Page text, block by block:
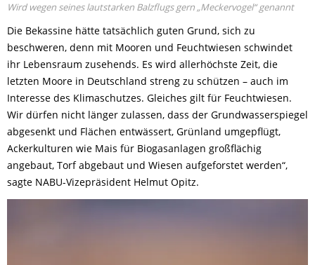
Wird wegen seines lautstarken Balzflugs gern „Meckervogel“ genannt
Die Bekassine hätte tatsächlich guten Grund, sich zu
beschweren, denn mit Mooren und Feuchtwiesen schwindet
ihr Lebensraum zusehends. Es wird allerhöchste Zeit, die
letzten Moore in Deutschland streng zu schützen – auch im
Interesse des Klimaschutzes. Gleiches gilt für Feuchtwiesen.
Wir dürfen nicht länger zulassen, dass der Grundwasserspiegel
abgesenkt und Flächen entwässert, Grünland umgepflügt,
Ackerkulturen wie Mais für Biogasanlagen großflächig
angebaut, Torf abgebaut und Wiesen aufgeforstet werden“,
sagte NABU-Vizepräsident Helmut Opitz.